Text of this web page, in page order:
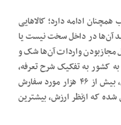
ادامه دارد؛ کالا‌هایی
آن‌ها در داخل سخت نیست یا
مجازبودن واردات آن‌ها شک و
کشور به تفکیک شرح تعرفه،
حاکی از این است که در ۷ ماهه امسال، بیش از ۴۶ هزار مورد سفارش
که ازنظر ارزش، بیشترین